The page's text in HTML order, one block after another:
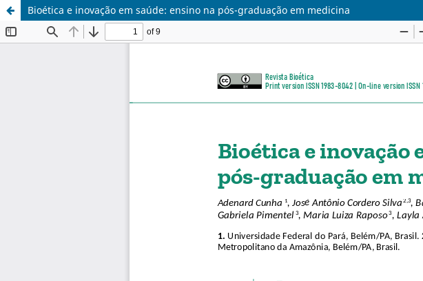
Bioética e inovação em saúde: ensino na pós-graduação em medicina